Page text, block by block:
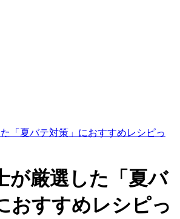
「夏バテ対策」におすすめレシピっ
が厳選した「夏バ
おすすめレシピっ